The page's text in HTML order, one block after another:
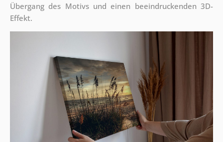
Übergang des Motivs und einen beeindruckenden 3D-
Effekt.